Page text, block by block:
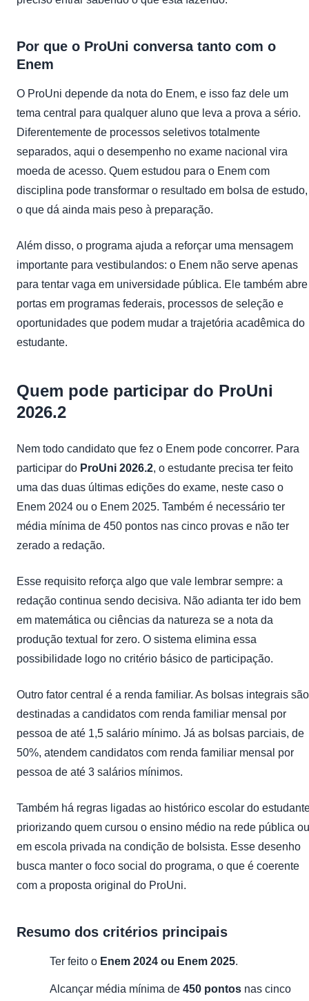
Por que o ProUni conversa tanto com o
Enem
O ProUni depende da nota do Enem, e isso faz dele um
tema central para qualquer aluno que leva a prova a sério.
Diferentemente de processos seletivos totalmente
separados, aqui o desempenho no exame nacional vira
moeda de acesso. Quem estudou para o Enem com
disciplina pode transformar o resultado em bolsa de estudo,
o que dá ainda mais peso à preparação.
Além disso, o programa ajuda a reforçar uma mensagem
importante para vestibulandos: o Enem não serve apenas
para tentar vaga em universidade pública. Ele também abre
portas em programas federais, processos de seleção e
oportunidades que podem mudar a trajetória acadêmica do
estudante.
Quem pode participar do ProUni
2026.2
Nem todo candidato que fez o Enem pode concorrer. Para
participar do ProUni 2026.2, o estudante precisa ter feito
uma das duas últimas edições do exame, neste caso o
Enem 2024 ou o Enem 2025. Também é necessário ter
média mínima de 450 pontos nas cinco provas e não ter
zerado a redação.
Esse requisito reforça algo que vale lembrar sempre: a
redação continua sendo decisiva. Não adianta ter ido bem
em matemática ou ciências da natureza se a nota da
produção textual for zero. O sistema elimina essa
possibilidade logo no critério básico de participação.
Outro fator central é a renda familiar. As bolsas integrais são
destinadas a candidatos com renda familiar mensal por
pessoa de até 1,5 salário mínimo. Já as bolsas parciais, de
50%, atendem candidatos com renda familiar mensal por
pessoa de até 3 salários mínimos.
Também há regras ligadas ao histórico escolar do
priorizando quem cursou o ensino médio na rede pública ou
em escola privada na condição de bolsista. Esse desenho
busca manter o foco social do programa, o que é coerente
com a proposta original do ProUni.
Resumo dos critérios principais
Ter feito o Enem 2024 ou Enem 2025.
Alcançar média mínima de 450 pontos nas cinco